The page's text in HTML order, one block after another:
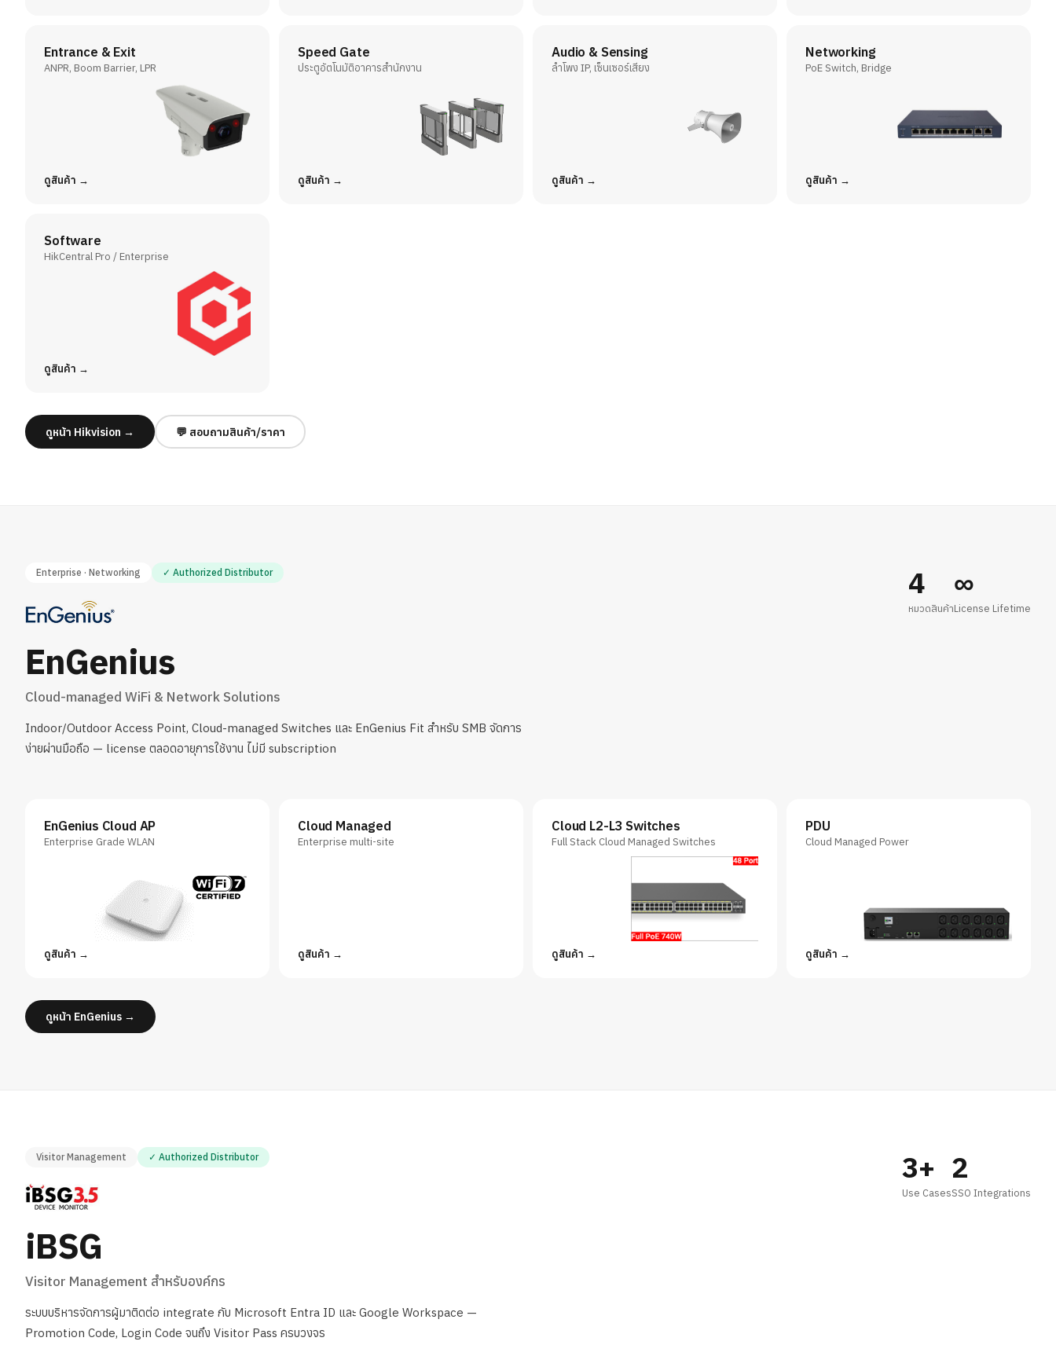
Entrance & Exit
ANPR, Boom Barrier, LPR
ดูสินค้า
Speed Gate
ประตูอัตโนมัติอาคารสำนักงาน
ดูสินค้า
Audio & Sensing
ลำโพง IP, เซ็นเซอร์เสียง
ดูสินค้า
Networking
PoE Switch, Bridge
ดูสินค้า
Software
HikCentral Pro / Enterprise
ดูสินค้า
ดูหน้า Hikvision → 💬 สอบถามสินค้า/ราคา
Enterprise · Networking ✓ Authorized Distributor
EnGenius
Cloud-managed WiFi & Network Solutions
Indoor/Outdoor Access Point, Cloud-managed Switches และ EnGenius Fit สำหรับ SMB จัดการ
ง่ายผ่านมือถือ — license ตลอดอายุการใช้งาน ไม่มี subscription
4
หมวดสินค้า
∞
License Lifetime
EnGenius Cloud AP
Enterprise Grade WLAN
ดูสินค้า
Cloud Managed
Enterprise multi-site
ดูสินค้า
Cloud L2-L3 Switches
Full Stack Cloud Managed Switches
ดูสินค้า
PDU
Cloud Managed Power
ดูสินค้า
ดูหน้า EnGenius →
Visitor Management ✓ Authorized Distributor
iBSG
Visitor Management สำหรับองค์กร
ระบบบริหารจัดการผู้มาติดต่อ integrate กับ Microsoft Entra ID และ Google Workspace —
Promotion Code, Login Code จนถึง Visitor Pass ครบวงจร
3+
Use Cases
2
SSO Integrations